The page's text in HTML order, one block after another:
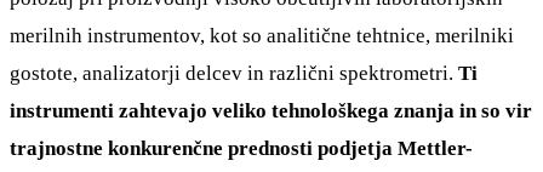
merilnih instrumentov, kot so analitične tehtnice, merilniki
gostote, analizatorji delcev in različni spektrometri. Ti
instrumenti zahtevajo veliko tehnološkega znanja in so vir
trajnostne konkurenčne prednosti podjetja Mettler-